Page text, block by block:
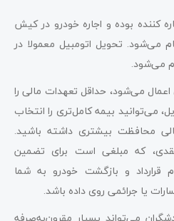
کننده بوده و اجاره خودرو در کیش
می‌شود. تحویل اتومبیل معمولا در
می‌شود​​.
اعمال می‌شود، حداقل تعهدات مالی را
بیمه کامل‌تری را انتخاب
محافظت بیشتری داشته باشید.
که مبلغی است برای تضمین
و بازگشت خودرو به شما
یا جرائمی روی داده باشد​​.